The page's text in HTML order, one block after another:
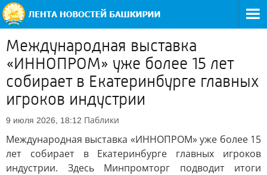
Международная выставка
«ИННОПРОМ» уже более 15 лет
собирает в Екатеринбурге главных
игроков индустрии
9 июля 2026, 18:12 Паблики
Международная выставка «ИННОПРОМ» уже более 15
лет собирает в Екатеринбурге главных игроков
индустрии. Здесь Минпромторг подводит итоги